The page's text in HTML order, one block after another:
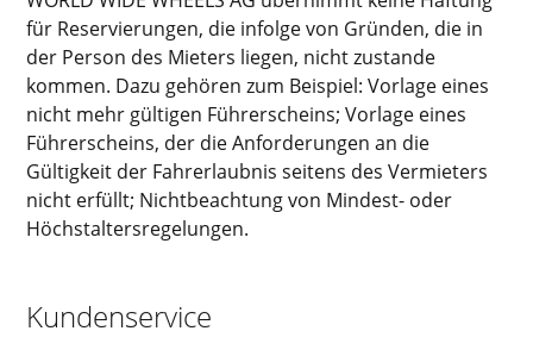
für Reservierungen, die infolge von Gründen, die in
der Person des Mieters liegen, nicht zustande
kommen. Dazu gehören zum Beispiel: Vorlage eines
nicht mehr gültigen Führerscheins; Vorlage eines
Führerscheins, der die Anforderungen an die
Gültigkeit der Fahrerlaubnis seitens des Vermieters
nicht erfüllt; Nichtbeachtung von Mindest- oder
Höchstaltersregelungen.
Kundenservice